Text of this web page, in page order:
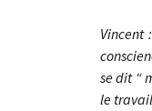
Vincent
se dit “
le